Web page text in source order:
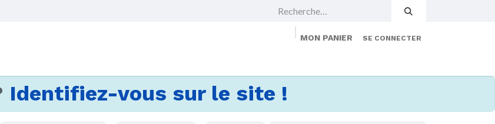
MON PANIER SE CONNECTER
Identifiez-vous sur le site !